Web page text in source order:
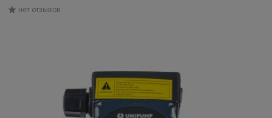
нет отзывов